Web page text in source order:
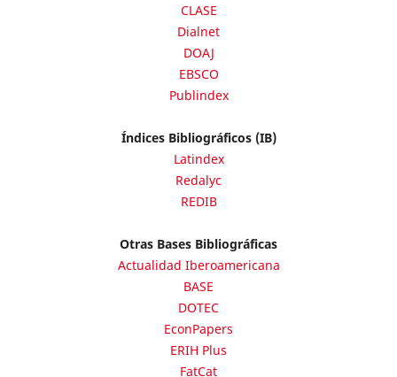
CLASE
Dialnet
DOAJ
EBSCO
Publindex
Índices Bibliográficos (IB)
Latindex
Redalyc
REDIB
Otras Bases Bibliográficas
Actualidad Iberoamericana
BASE
DOTEC
EconPapers
ERIH Plus
FatCat